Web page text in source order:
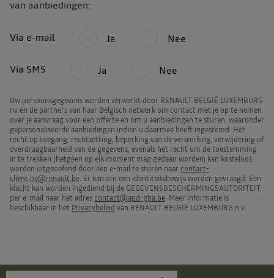
van aanbiedingen:
Via e-mail Ja Nee
Via SMS Ja Nee
Uw persoonsgegevens worden verwerkt door RENAULT BELGIË LUXEMBURG
nv en de partners van haar Belgisch netwerk om contact met je op te nemen
over je aanvraag voor een offerte en om u aanbiedingen te sturen, waaronder
gepersonaliseerde aanbiedingen indien u daarmee heeft ingestemd. Het
recht op toegang, rechtzetting, beperking van de verwerking, verwijdering of
overdraagbaarheid van de gegevens, evenals het recht om de toestemming
in te trekken (hetgeen op elk moment mag gedaan worden) kan kosteloos
worden uitgeoefend door een e-mail te sturen naar contact-
client.be@renault.be. Er kan om een identiteitsbewijs worden gevraagd. Een
klacht kan worden ingediend bij de GEGEVENSBESCHERMINGSAUTORITEIT,
per e-mail naar het adres contact@apd-gba.be. Meer informatie is
beschikbaar in het Privacybeleid van RENAULT BELGIË LUXEMBURG n.v.